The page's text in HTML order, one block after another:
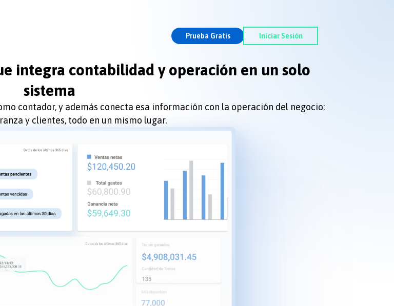
Prueba Gratis Iniciar Sesión
sesión
docDigitales
en
Línea
PYMES
integra contabilidad y operación en un solo
sistema
contador, y además conecta esa información con la operación del negocio:
y clientes, todo en un mismo lugar.